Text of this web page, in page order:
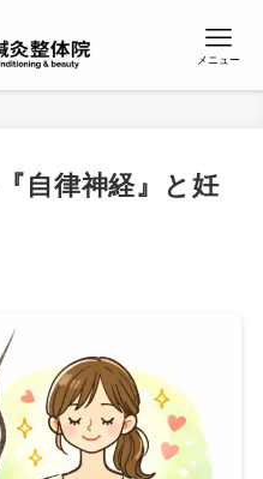
メニュー
自律神経』と妊